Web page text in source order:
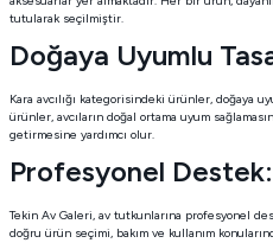
tutularak seçilmiştir.
Doğaya Uyumlu
Kara avcılığı kategorisindeki ürünler, doğaya
ürünler, avcıların doğal ortama uyum
getirmesine yardımcı olur.
Profesyonel Destek:
Tekin Av Galeri, av tutkunlarına profesyonel
doğru ürün seçimi, bakım ve kullanım